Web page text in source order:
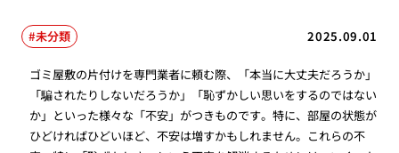
2025.09.01
未分類
ゴミ屋敷の片付けを専門業者に頼む際、「本当に大丈夫だろうか」
「騙されたりしないだろうか」「恥ずかしい思いをするのではない
か」といった様々な「不安」がつきものです。特に、部屋の状態が
ひどければひどいほど、不安は増すかもしれません。これらの不